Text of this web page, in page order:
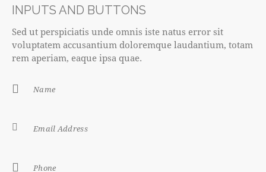
INPUTS AND BUTTONS
Sed ut perspiciatis unde omnis iste natus error sit
voluptatem accusantium doloremque laudantium, totam
rem aperiam, eaque ipsa quae.